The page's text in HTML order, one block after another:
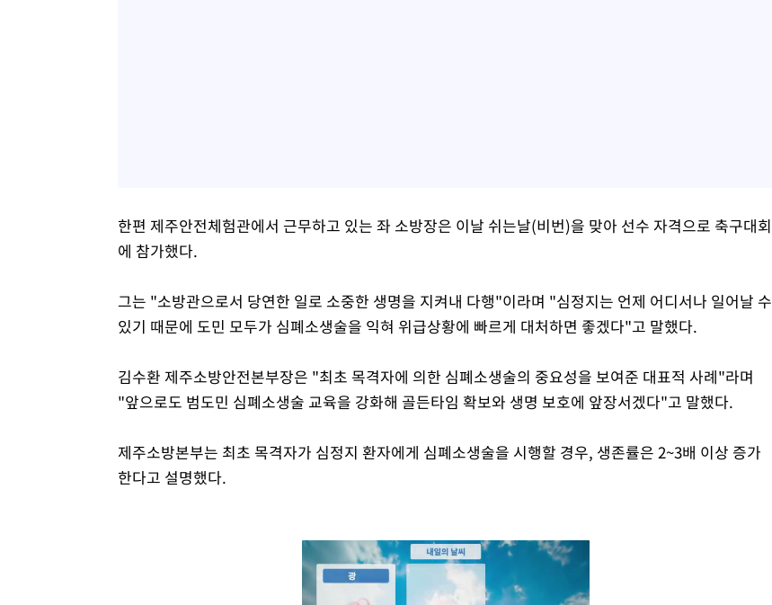
한편 제주안전체험관에서 근무하고 있는 좌 소방장은 이날 쉬는날(비번)을 맞아 선수 자격으로 축구대회
에 참가했다.
그는 "소방관으로서 당연한 일로 소중한 생명을 지켜내 다행"이라며 "심정지는 언제 어디서나 일어날 수
있기 때문에 도민 모두가 심폐소생술을 익혀 위급상황에 빠르게 대처하면 좋겠다"고 말했다.
김수환 제주소방안전본부장은 "최초 목격자에 의한 심폐소생술의 중요성을 보여준 대표적 사례"라며
"앞으로도 범도민 심폐소생술 교육을 강화해 골든타임 확보와 생명 보호에 앞장서겠다"고 말했다.
제주소방본부는 최초 목격자가 심정지 환자에게 심폐소생술을 시행할 경우, 생존률은 2~3배 이상 증가
한다고 설명했다.